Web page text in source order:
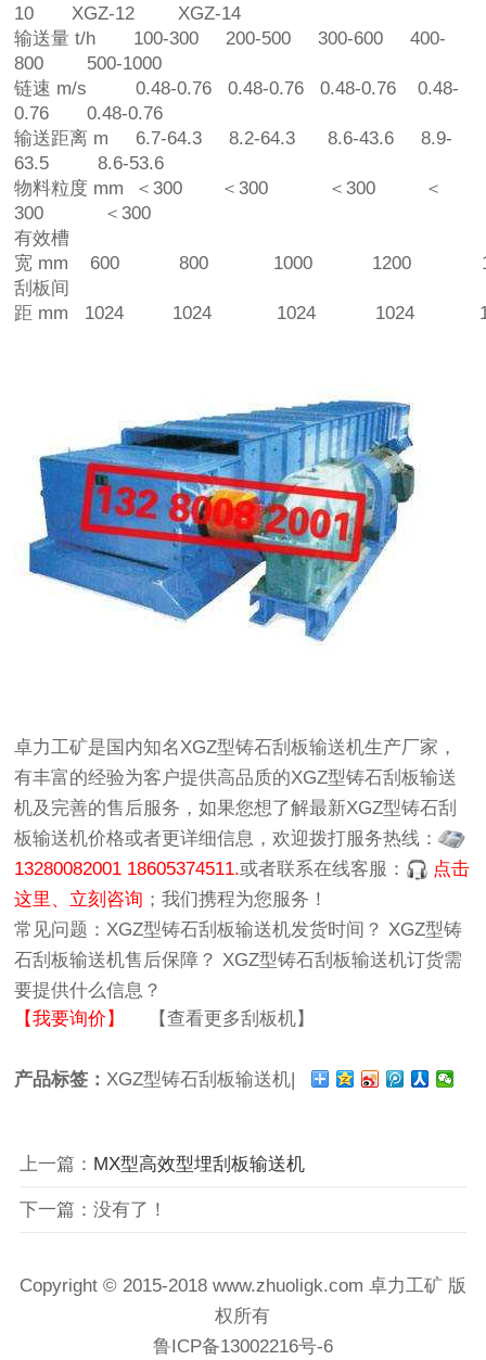
10 XGZ-12 XGZ-14
输送量 t/h 100-300 200-500 300-600 400-
800 500-1000
链速 m/s 0.48-0.76 0.48-0.76 0.48-0.76 0.48-
0.76 0.48-0.76
输送距离 m 6.7-64.3 8.2-64.3 8.6-43.6 8.9-
63.5 8.6-53.6
物料粒度 mm ＜300 ＜300 ＜300 ＜
300 ＜300
有效槽
宽 mm 600 800 1000 1200
刮板间
距 mm 1024 1024 1024 1024
卓力工矿是国内知名XGZ型铸石刮板输送机生产厂家 ，
有丰富的经验为客户提供高品质的XGZ型铸石刮板输送
机及完善的售后服务，如果您想了解最新XGZ型铸石刮
板输送机价格或者更详细信息，欢迎拨打服务热线：
13280082001 18605374511.或者联系在线客服：
点击
这里、立刻咨询 ；我们携程为您服务！
常见问题：XGZ型铸石刮板输送机发货时间？ XGZ型铸
石刮板输送机售后保障？ XGZ型铸石刮板输送机订货需
要提供什么信息？
【我要询价】
【查看更多刮板机】
产品标签：XGZ型铸石刮板输送机|
上一篇： MX型高效型埋刮板输送机
下一篇：没有了！
Copyright © 2015-2018 www.zhuoligk.com 卓力工矿版
权所有
鲁ICP备13002216号-6